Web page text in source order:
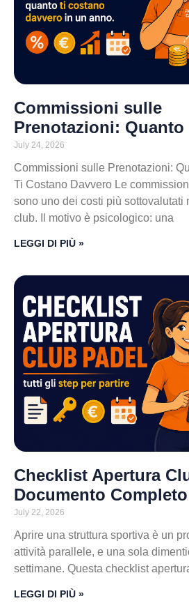
Commissioni sulle
Prenotazioni:
July 24, 2026
Commissioni sulle Prenotazioni:
Ti Costano Davvero Le
sono uno dei costi più sottovalutati
club. Il motivo è psicologico: una
LEGGI DI PIÙ »
Checklist Apertura
Documento
July 22, 2026
Aprire una struttura sportiva è un
attività parallele, e una sola
settimane. Questa checklist
LEGGI DI PIÙ »